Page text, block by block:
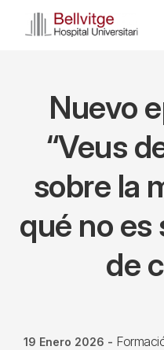
Nuevo
“Veus
sobre la
qué no es
de
19 Enero 2026 -